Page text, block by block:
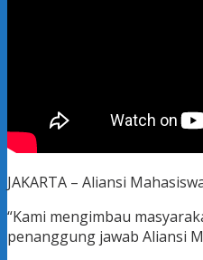
JAKARTA – Aliansi
“Kami mengimbau
penanggung jawab Aliansi